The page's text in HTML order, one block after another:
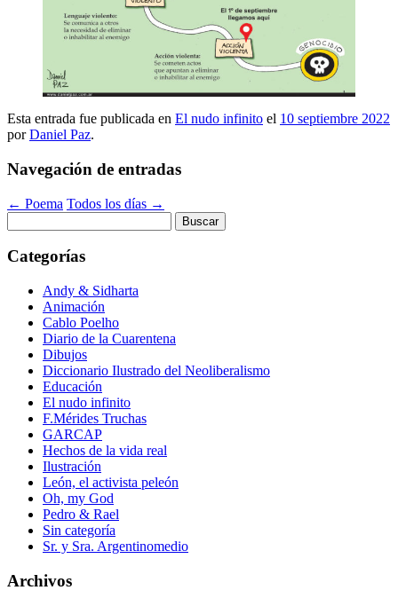
Esta entrada fue publicada en El nudo infinito el 10 septiembre 2022
porDaniel Paz.
Navegación de entradas
← Poema Todos los días →
Categorías
Andy & Sidharta
Animación
Cablo Poelho
Diario de la Cuarentena
Dibujos
Diccionario Ilustrado del Neoliberalismo
Educación
El nudo infinito
F.Mérides Truchas
GARCAP
Hechos de la vida real
Ilustración
León, el activista peleón
Oh, my God
Pedro & Rael
Sin categoría
Sr. y Sra. Argentinomedio
Archivos